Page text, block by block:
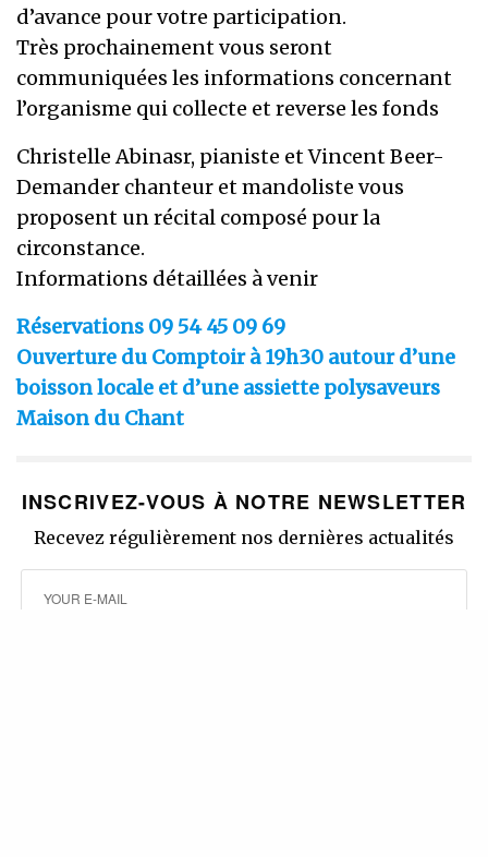
d’avance pour votre participation.
Très prochainement vous seront
communiquées les informations concernant
l’organisme qui collecte et reverse les fonds
Christelle Abinasr, pianiste et Vincent Beer-
Demander chanteur et mandoliste vous
proposent un récital composé pour la
circonstance.
Informations détaillées à venir
Réservations 09 54 45 09 69
Ouverture du Comptoir à 19h30 autour d’une
boisson locale et d’une assiette polysaveurs
Maison du Chant
INSCRIVEZ-VOUS À NOTRE NEWSLETTER
Recevez régulièrement nos dernières actualités